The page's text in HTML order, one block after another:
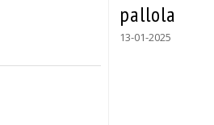
pallola
13-01-2025